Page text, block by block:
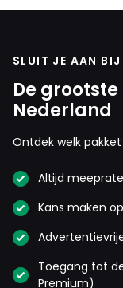
SLUIT JE AAN BIJ
De
Nederland
Ontdek welk
Altijd
Kans maken
Toegang tot
Premium)